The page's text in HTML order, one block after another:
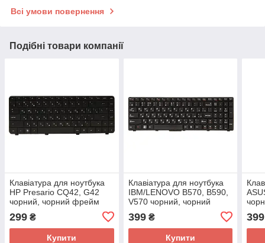
Всі умови повернення
Подібні товари компанії
Клавiатура для ноутбука
HP Presario CQ42, G42
чoрний, чoрний фрейм
299 ₴
Купити
Клавiатура для ноутбука
IBM/LENOVO B570, B590,
V570 чoрний, чoрний
399₴
Купити
399